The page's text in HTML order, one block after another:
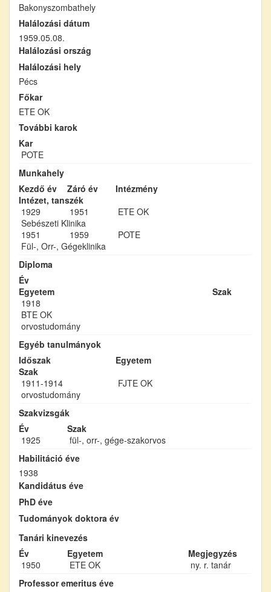
Bakonyszombathely
Halálozási dátum
1959.05.08.
Halálozási ország
Halálozási hely
Pécs
Főkar
ETE OK
További karok
Kar
POTE
Munkahely
Kezdő év
Záró év
Intézmény
Intézet, tanszék
1929
1951
ETE OK
Sebészeti Klinika
1951
1959
POTE
Fül-, Orr-, Gégeklinika
Diploma
Év
Egyetem
Szak
1918
BTE OK
orvostudomány
Egyéb tanulmányok
Időszak
Egyetem
Szak
1911-1914
FJTE OK
orvostudomány
Szakvizsgák
Év
Szak
1925
fül-, orr-, gége-szakorvos
Habilitáció éve
1938
Kandidátus éve
PhD éve
Tudományok doktora év
Tanári kinevezés
Év
Egyetem
Megjegyzés
1950
ETE OK
ny. r. tanár
Professor emeritus éve